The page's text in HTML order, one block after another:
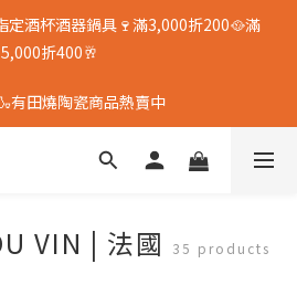
酒杯酒器鍋具🍷滿3,000折200🥘滿
5,000折400🥂
有田燒陶瓷商品熱賣中
VIN | 法國 35 products